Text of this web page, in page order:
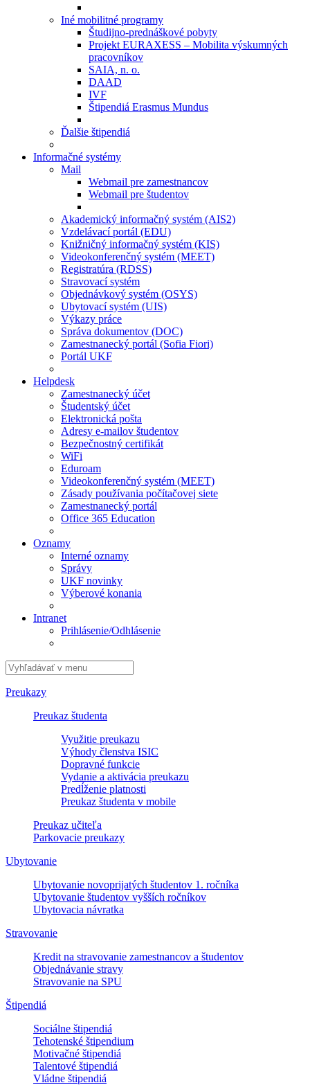
Iné mobilitné programy
Študijno-prednáškové pobyty
Projekt EURAXESS – Mobilita výskumných
pracovníkov
SAIA, n. o.
DAAD
IVF
Štipendiá Erasmus Mundus
Ďalšie štipendiá
Informačné systémy
Mail
Webmail pre zamestnancov
Webmail pre študentov
Akademický informačný systém (AIS2)
Vzdelávací portál (EDU)
Knižničný informačný systém (KIS)
Videokonferenčný systém (MEET)
Registratúra (RDSS)
Stravovací systém
Objednávkový systém (OSYS)
Ubytovací systém (UIS)
Výkazy práce
Správa dokumentov (DOC)
Zamestnanecký portál (Sofia Fiori)
Portál UKF
Helpdesk
Zamestnanecký účet
Študentský účet
Elektronická pošta
Adresy e-mailov študentov
Bezpečnostný certifikát
WiFi
Eduroam
Videokonferenčný systém (MEET)
Zásady používania počítačovej siete
Zamestnanecký portál
Office 365 Education
Oznamy
Interné oznamy
Správy
UKF novinky
Výberové konania
Intranet
Prihlásenie/Odhlásenie
Preukazy
Preukaz študenta
Využitie preukazu
Výhody členstva ISIC
Dopravné funkcie
Vydanie a aktivácia preukazu
Predĺženie platnosti
Preukaz študenta v mobile
Preukaz učiteľa
Parkovacie preukazy
Ubytovanie
Ubytovanie novoprijatých študentov 1. ročníka
Ubytovanie študentov vyšších ročníkov
Ubytovacia návratka
Stravovanie
Kredit na stravovanie zamestnancov a študentov
Objednávanie stravy
Stravovanie na SPU
Štipendiá
Sociálne štipendiá
Tehotenské štipendium
Motivačné štipendiá
Talentové štipendiá
Vládne štipendiá